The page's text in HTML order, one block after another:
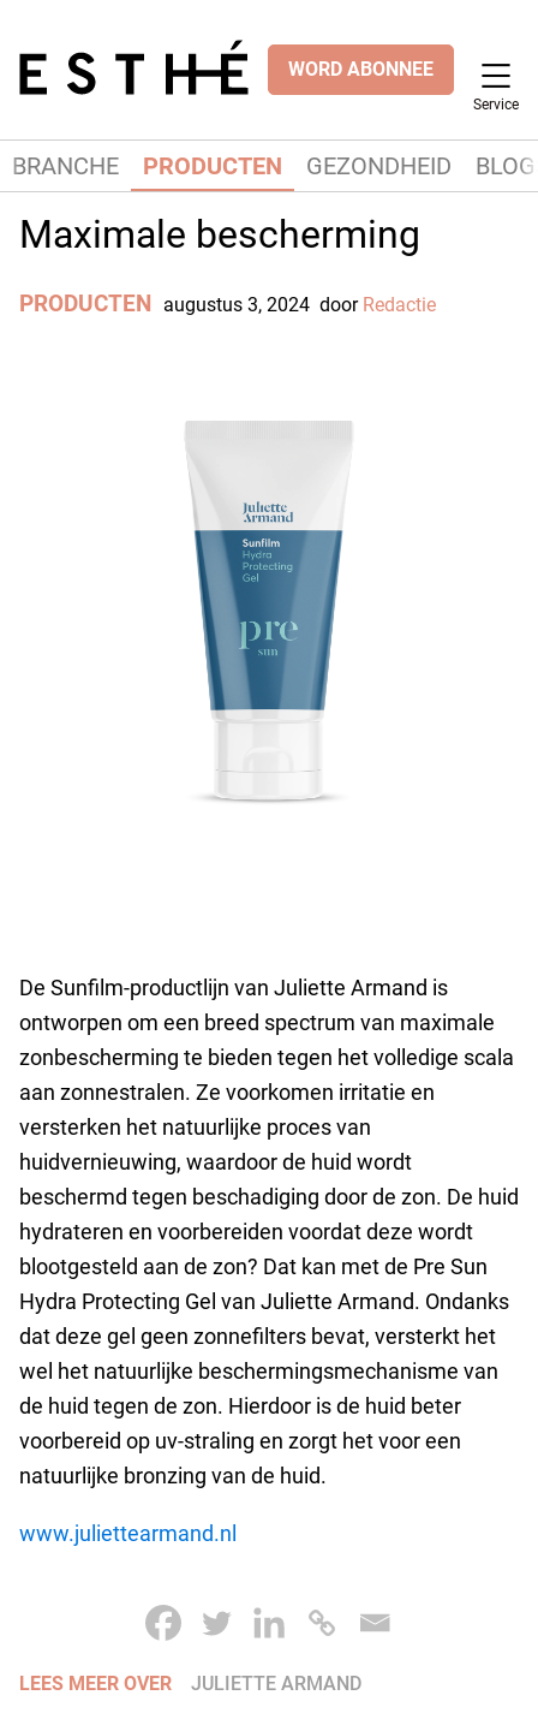
WORD ABONNEE
Service
BRANCHE PRODUCTEN GEZONDHEID
Maximale bescherming
PRODUCTEN augustus 3, 2024 door Redactie
De Sunfilm-productlijn van Juliette Armand is
ontworpen om een breed spectrum van maximale
zonbescherming te bieden tegen het volledige scala
aan zonnestralen. Ze voorkomen irritatie en
versterken het natuurlijke proces van
huidvernieuwing, waardoor de huid wordt
beschermd tegen beschadiging door de zon. De huid
hydrateren en voorbereiden voordat deze wordt
blootgesteld aan de zon? Dat kan met de Pre Sun
Hydra Protecting Gel van Juliette Armand. Ondanks
dat deze gel geen zonnefilters bevat, versterkt het
wel het natuurlijke beschermingsmechanisme van
de huid tegen de zon. Hierdoor is de huid beter
voorbereid op uv-straling en zorgt het voor een
natuurlijke bronzing van de huid.
www.juliettearmand.nl
LEES MEER OVER JULIETTE ARMAND